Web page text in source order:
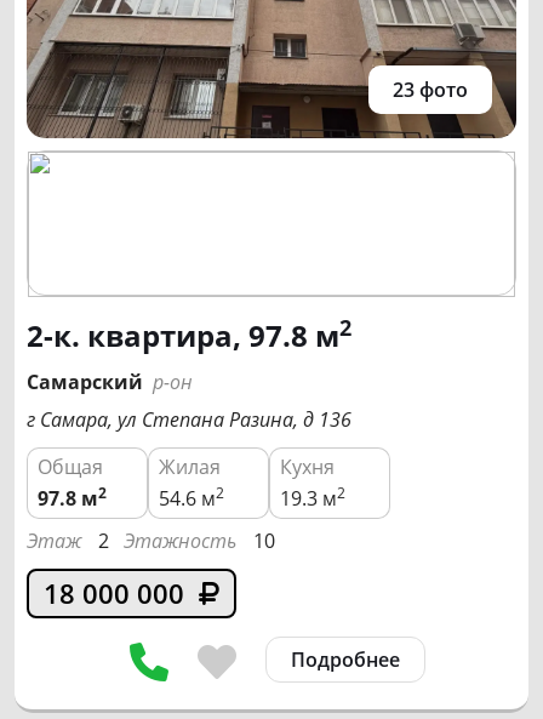
23 фото
2-к. квартира, 97.8 м2
Самарский р-он
г Самара, ул Степана Разина, д 136
Общая
Жилая
Кухня
97.8 м2 54.6 м2 19.3 м2
Этаж 2 Этажность 10
18 000 000
Подробнее